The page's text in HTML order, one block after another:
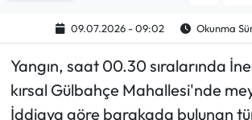
09.07.2026 - 09:02 Okunma
Yangın, saat 00.30 sıralarında
kırsal Gülbahçe Mahallesi'nde
İddiaya göre barakada bulunan
BIK
ASTROLOJİ
Spor Yazıları